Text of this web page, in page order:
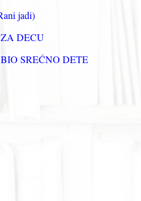
jadi)
ZA DECU
SREĆNO DETE